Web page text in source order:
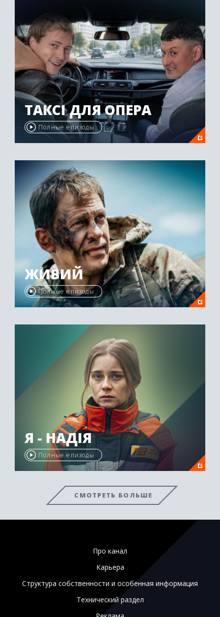
ТАКСІ ДЛЯ ОПЕРА
Полные епизоды
ЖИВИЙ
Полные епизоды
Я - НАДІЯ
Полные епизоды
СМОТРЕТЬ БОЛЬШЕ
Про канал
Карьера
Структура собственности и особенная информация
Технический раздел